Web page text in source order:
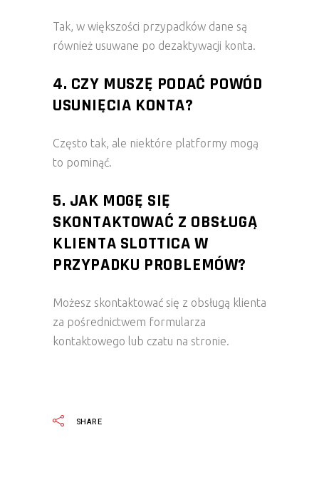
Tak, w większości przypadków dane są
również usuwane po dezaktywacji konta.
4. CZY MUSZĘ PODAĆ POWÓD
USUNIĘCIA KONTA?
Często tak, ale niektóre platformy mogą
to pominąć.
5. JAK MOGĘ SIĘ
SKONTAKTOWAĆ Z OBSŁUGĄ
KLIENTA SLOTTICA W
PRZYPADKU PROBLEMÓW?
Możesz skontaktować się z obsługą klienta
za pośrednictwem formularza
kontaktowego lub czatu na stronie.
SHARE